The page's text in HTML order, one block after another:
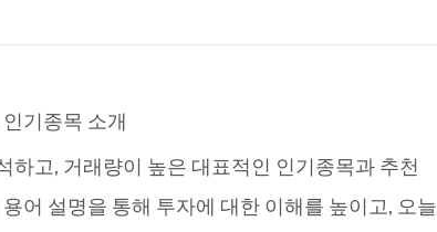
기종목 소개
고, 거래량이 높은 대표적인 인기종목과 추천
어 설명을 통해 투자에 대한 이해를 높이고, 오늘